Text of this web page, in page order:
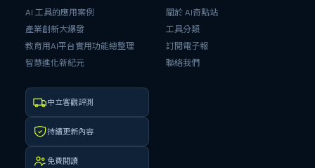
AI 工具的應用案例
產業創新大爆發
教育用AI平台實用功能總整理
智慧進化新紀元
關於 AI奇點站
工具分類
訂閱電子報
聯絡我們
中立客觀評測
持續更新內容
免費閱讀